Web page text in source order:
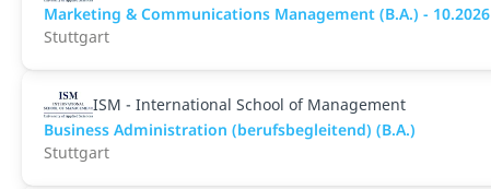
Marketing & Communications Management (B.A.) - 10.2026
Stuttgart
ISM - International School of Management
Business Administration (berufsbegleitend) (B.A.)
Stuttgart